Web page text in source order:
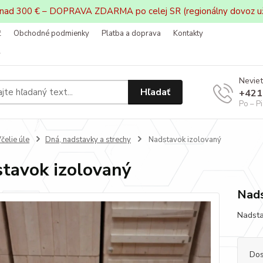
300 € – DOPRAVA ZDARMA po celej SR (regionálny dovoz
Obchodné podmienky Platba a doprava
Kontakty
Hľadať
Po –
úle Dná, nadstavky a strechy Nadstavok izolovaný
izolovaný